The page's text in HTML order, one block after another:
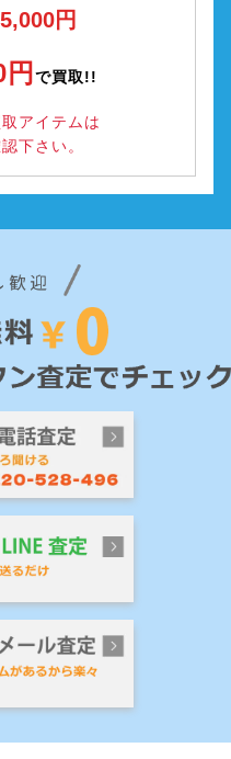
円
で買取!!
アイテムは
下さい。